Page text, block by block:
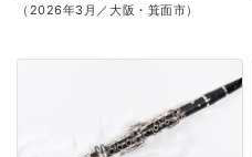
（2026年3月／大阪・箕面市）